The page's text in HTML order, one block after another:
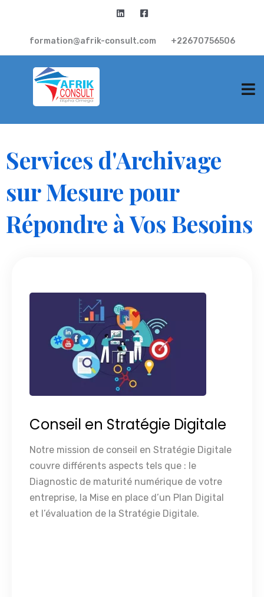
formation@afrik-consult.com +22670756506
Services d'Archivage
sur Mesure pour
Répondre à Vos Besoins
Conseil en Stratégie Digitale
Notre mission de conseil en Stratégie Digitale
couvre différents aspects tels que : le
Diagnostic de maturité numérique de votre
entreprise, la Mise en place d’un Plan Digital
et l’évaluation de la Stratégie Digitale.